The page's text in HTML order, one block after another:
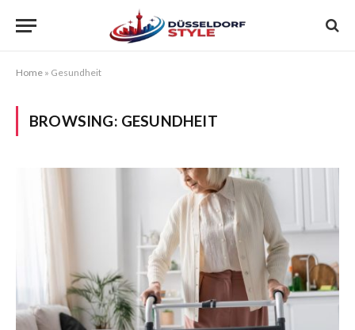
Home » Gesundheit
BROWSING: GESUNDHEIT